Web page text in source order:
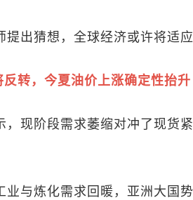
提出猜想，全球经济或许将适
转，今夏油价上涨确定性抬升
，现阶段需求萎缩对冲了现货
业与炼化需求回暖，亚洲大国